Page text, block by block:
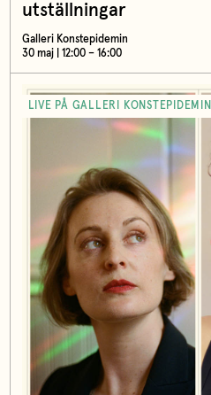
utställningar
Galleri Konstepidemin
30 maj | 12:00 – 16:00
LIVE PÅ GALLERI KONSTEPIDEMIN